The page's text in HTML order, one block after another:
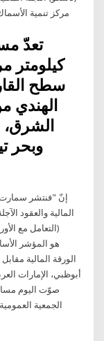
مركز تنمية
سطح
الهندي
الشرق،
وبحر
إنّ "فنتشر سمارت
الورقة المالية
صوّت اليوم
الجمعية